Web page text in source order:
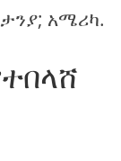
አሜሪካ.